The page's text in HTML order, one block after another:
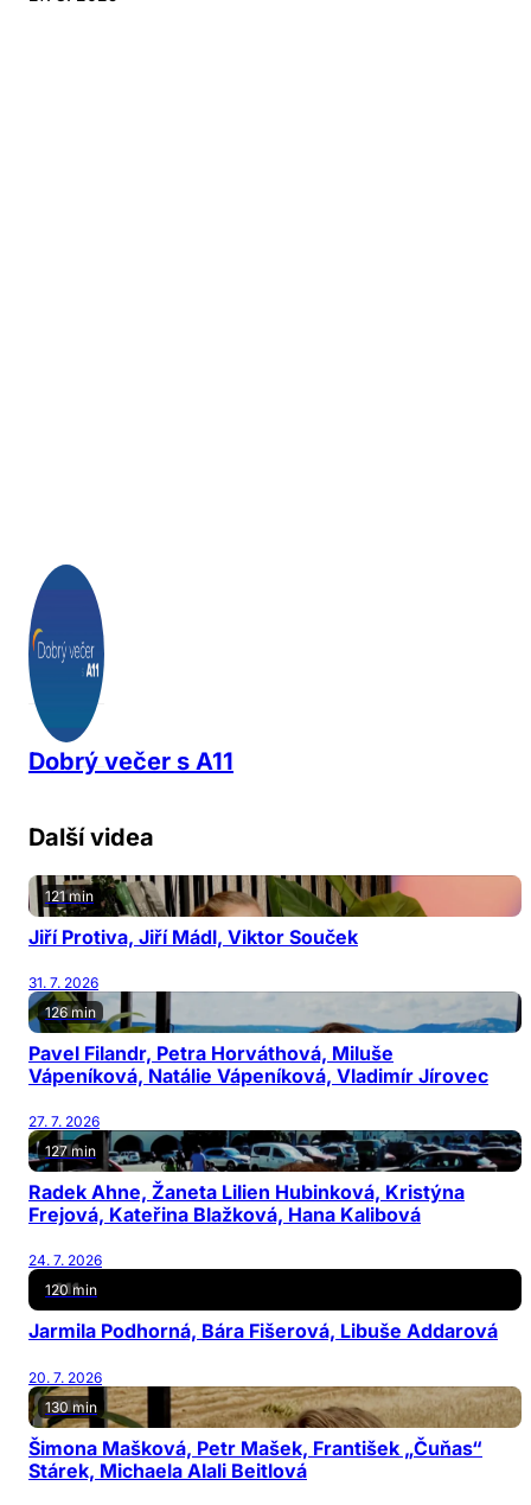
Dobrý večer s A11
Další videa
121 min
Jiří Protiva, Jiří Mádl, Viktor Souček
31. 7. 2026
126 min
Pavel Filandr, Petra Horváthová, Miluše
Vápeníková, Natálie Vápeníková, Vladimír Jírovec
27. 7. 2026
127 min
Radek Ahne, Žaneta Lilien Hubinková, Kristýna
Frejová, Kateřina Blažková, Hana Kalibová
24. 7. 2026
120 min
Jarmila Podhorná, Bára Fišerová, Libuše Addarová
20. 7. 2026
130 min
Šimona Mašková, Petr Mašek, František „Čuňas“
Stárek, Michaela Alali Beitlová